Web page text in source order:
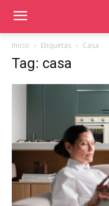
Inicio Etiquetas Casa
Tag: casa